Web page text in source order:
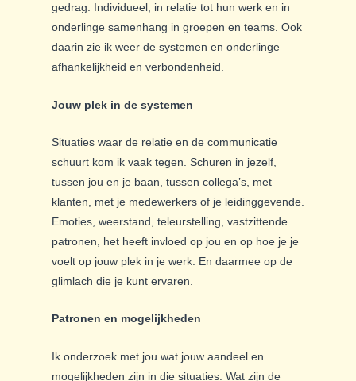
gedrag. Individueel, in relatie tot hun werk en in
onderlinge samenhang in groepen en teams. Ook
daarin zie ik weer de systemen en onderlinge
afhankelijkheid en verbondenheid.
Jouw plek in de systemen
Situaties waar de relatie en de communicatie
schuurt kom ik vaak tegen. Schuren in jezelf,
tussen jou en je baan, tussen collega’s, met
klanten, met je medewerkers of je leidinggevende.
Emoties, weerstand, teleurstelling, vastzittende
patronen, het heeft invloed op jou en op hoe je je
voelt op jouw plek in je werk. En daarmee op de
glimlach die je kunt ervaren.
Patronen en mogelijkheden
Ik onderzoek met jou wat jouw aandeel en
mogelijkheden zijn in die situaties. Wat zijn de